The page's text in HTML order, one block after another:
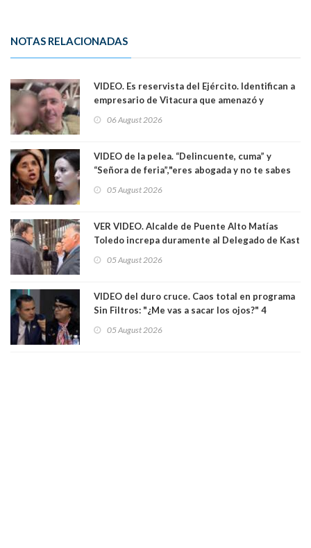
NOTAS RELACIONADAS
VIDEO. Es reservista del Ejército. Identifican a
empresario de Vitacura que amenazó y
al "ring raja". Se trata de Andrés Arrieta y la
06 August 2026
VIDEO de la pelea. “Delincuente, cuma” y
“Señora de feria”,"eres abogada y no te sabes
senadoras Camila Flores y Fabiola Campillai en
05 August 2026
VER VIDEO. Alcalde de Puente Alto Matías
Toledo increpa duramente al Delegado de Kast
delegado nuevamente arrancando"
05 August 2026
VIDEO del duro cruce. Caos total en programa
Sin Filtros: "¿Me vas a sacar los ojos?" 4
excarabinero que dejó ciego a Gustavo Gatica:
05 August 2026